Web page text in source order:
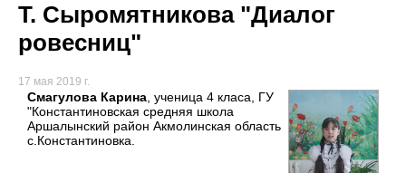
Т. Сыромятникова "Диалог
ровесниц"
17 мая 2019 г.
Смагулова Карина, ученица 4 класа, ГУ
"Константиновская средняя школа
Аршалынский район Акмолинская область
с.Константиновка.